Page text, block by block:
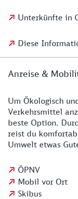
Unterkünfte in
Diese
Anreise &
Um Ökologisch
Verkehrsmittel
beste Option.
reist du
Umwelt etwas
ÖPNV
Mobil vor Ort
Skibus